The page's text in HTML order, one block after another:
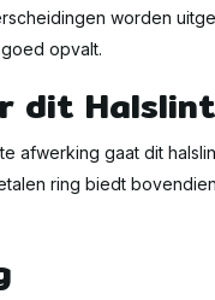
worden
opvalt.
dit
afwerking gaat dit
ring biedt